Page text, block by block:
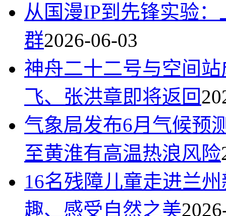
从国漫IP到先锋实验
群2026-06-03
神舟二十二号与空间
飞、张洪章即将返回
气象局发布6月气候预
至黄淮有高温热浪风险
16名残障儿童走进兰
趣、感受自然之美